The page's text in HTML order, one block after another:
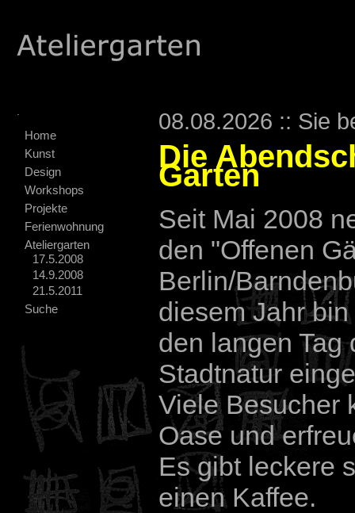
Home
Kunst
Design
Workshops
Projekte
Ferienwohnung
Ateliergarten
17.5.2008
14.9.2008
21.5.2011
Suche
08.08.2026 :: Sie
Die
Garten
Seit Mai 2008
den "Offenen
Berlin/
diesem Jahr
den langen Tag
Stadtnatur
Viele Besucher
Oase und
Es gibt leckere
einen Kaffee.